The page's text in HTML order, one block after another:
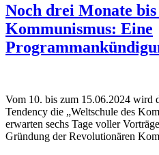
Noch drei Monate
Kommunismus: Eine
Vom 10. bis zum 15.06.2024 wird
Tendency die „Weltschule des
erwarten sechs Tage voller
Gründung der Revolutionären